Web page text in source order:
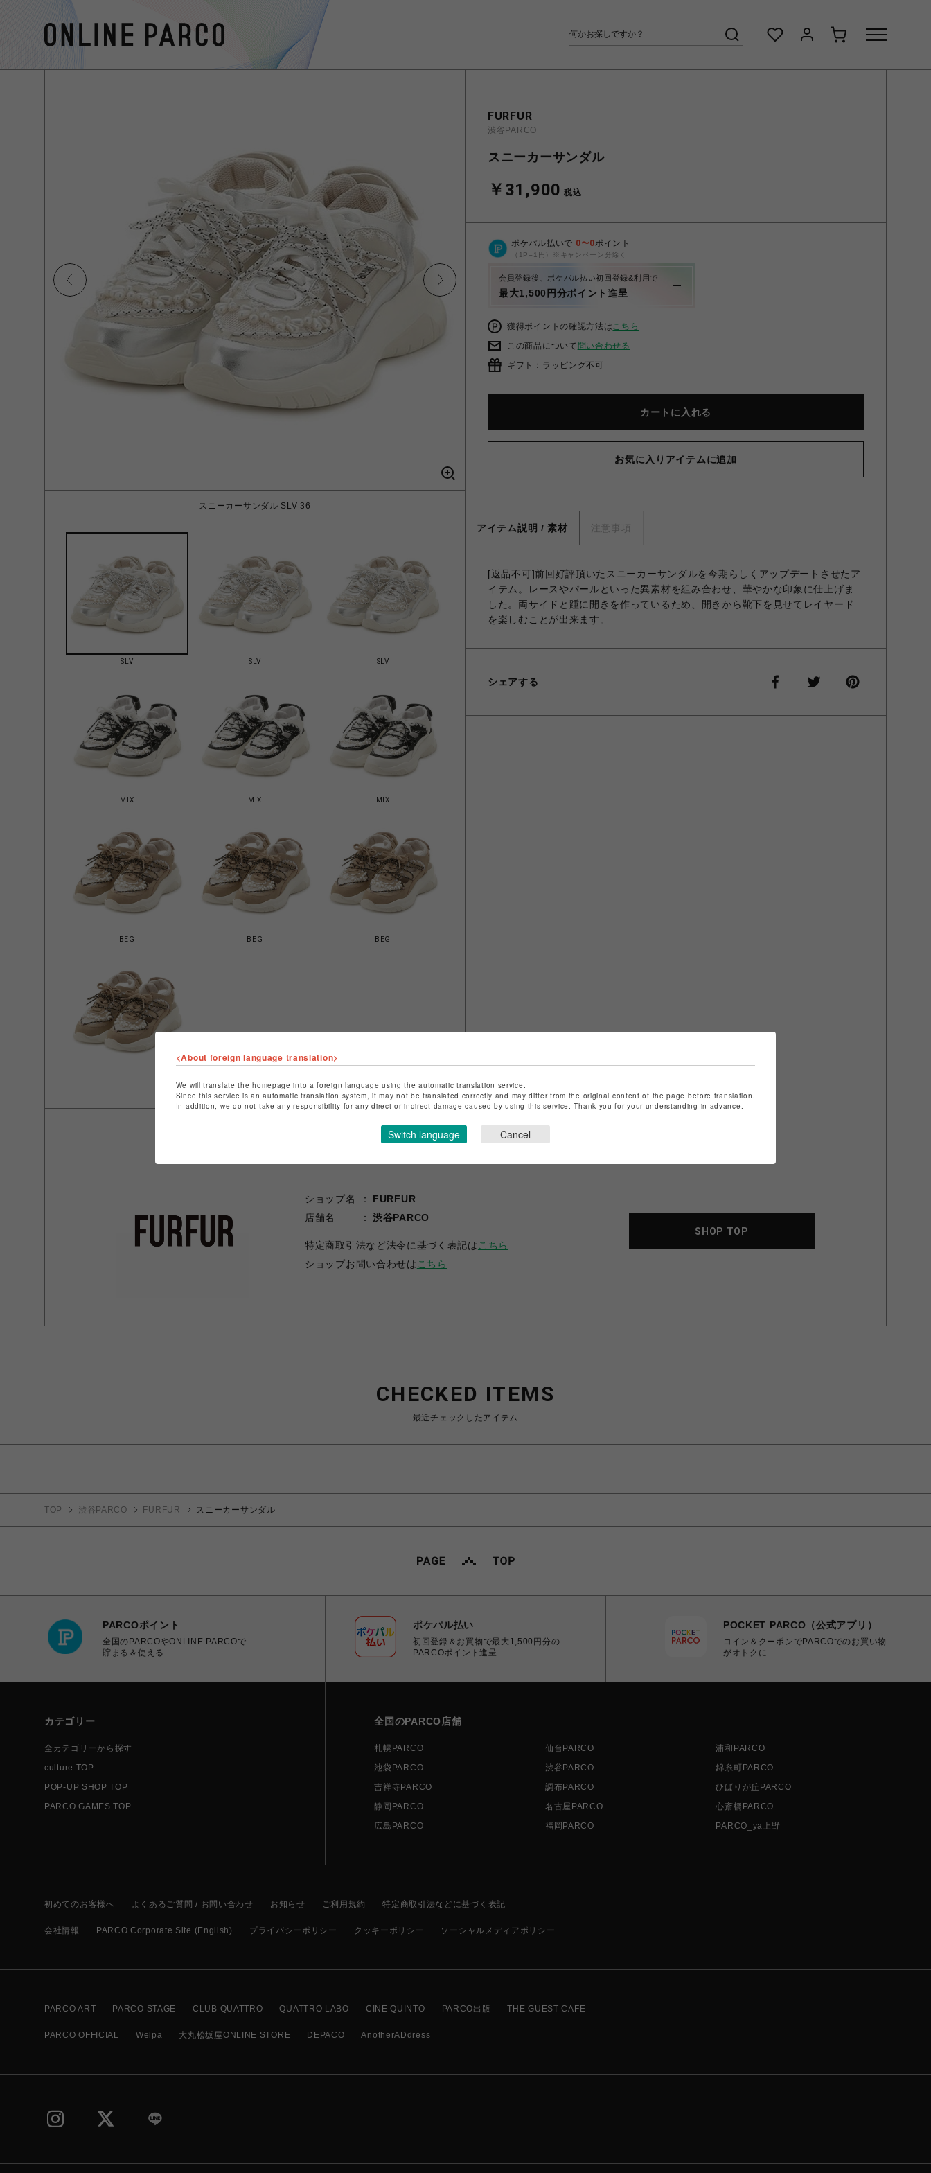
スニーカーサンダル SLV 36
SLV SLV SLV
MIX MIX MIX
BEG BEG BEG
FURFUR
渋谷PARCO
スニーカーサンダル
￥31,900 税込
ポケパル払いで 0〜0ポイント
（1P=1円）※キャンペーン分除く
会員登録後、ポケパル払い初回登録&利用で
最大1,500円分ポイント進呈
獲得ポイントの確認方法はこちら
この商品について 問い合わせる
ギフト：ラッピング不可
カートに入れる
お気に入りアイテムに追加
アイテム説明 / 素材 注意事項
[返品不可]前回好評頂いたスニーカーサンダルを今期らしくアップデートさせたア
イテム。レースやパールといった異素材を組み合わせ、華やかな印象に仕上げま
した。両サイドと踵に開きを作っているため、開きから靴下を見せてレイヤード
を楽しむことが出来ます。
シェアする
ショップ名
FURFUR
店舗名
渋谷PARCO
特定商取引法など法令に基づく表記は こちら
ショップお問い合わせは こちら
SHOP TOP
CHECKED ITEMS
最近チェックしたアイテム
TOP 渋谷PARCO FURFUR スニーカーサンダル
PARCOポイント
全国のPARCOやONLINE PARCOで
貯まる＆使える
ポケパル払い
初回登録＆お買物で最大1,500円分の
PARCOポイント進呈
POCKET PARCO（公式アプリ）
コイン＆クーポンでPARCOでのお買い物
がオトクに
カテゴリー
全カテゴリーから探す
culture TOP
POP-UP SHOP TOP
PARCO GAMES TOP
全国のPARCO店舗
札幌PARCO 仙台PARCO
浦和PARCO
池袋PARCO
渋谷PARCO
錦糸町PARCO
吉祥寺PARCO
調布PARCO
ひばりが丘PARCO
静岡PARCO
名古屋PARCO
心斎橋PARCO
広島PARCO
福岡PARCO PARCO_ya上野
初めてのお客様へ よくあるご質問 / お問い合わせ お知らせ ご利用規約 特定商取引法などに基づく表記
会社情報 PARCO Corporate Site (English) プライバシーポリシー クッキーポリシー ソーシャルメディアポリシー
PARCO ART PARCO STAGE CLUB QUATTRO QUATTRO LABO CINE QUINTO PARCO出版 THE GUEST CAFE
PARCO OFFICIAL Welpa 大丸松坂屋ONLINE STORE DEPACO AnotherADdress
<About foreign language translation>
We will translate the homepage into a foreign language using the automatic translation service.
Since this service is an automatic translation system, it may not be translated correctly and may differ from the original content of the page before translation.
In addition, we do not take any responsibility for any direct or indirect damage caused by using this service. Thank you for your understanding in advance.
Switch language Cancel